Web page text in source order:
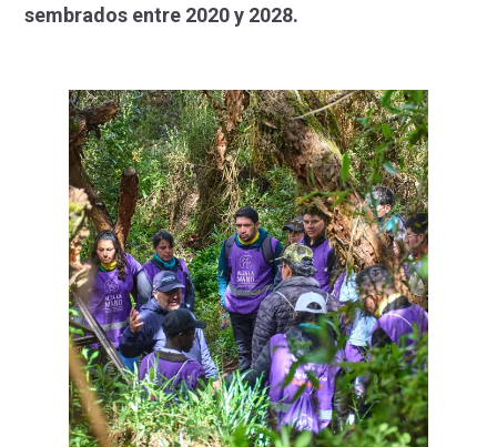
sembrados entre 2020 y 2028.